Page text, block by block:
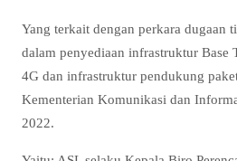
Yang terkait dengan perkara dugaan
dalam penyediaan infrastruktur Base
4G dan infrastruktur pendukung
Kementerian Komunikasi dan
2022.